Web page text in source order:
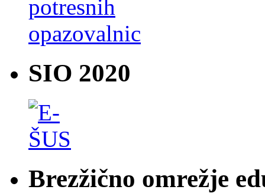
SIO 2020
Brezžično omrežje